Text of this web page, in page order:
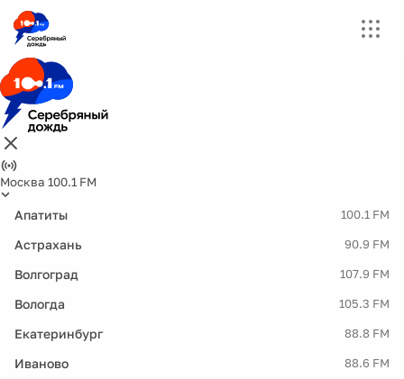
Москва 100.1 FM
Апатиты 100.1 FM
Астрахань 90.9 FM
Волгоград 107.9 FM
Вологда 105.3 FM
Екатеринбург 88.8 FM
Иваново 88.6 FM